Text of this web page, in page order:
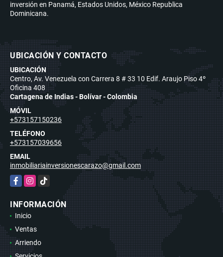
inversión en Panamá, Estados Unidos, México Republica
Dominicana.
UBICACIÓN Y CONTACTO
UBICACIÓN
Centro, Av. Venezuela con Carrera 8 # 33 10 Edif. Araujo Piso 4º
Oficina 408
Cartagena de Indias - Bolívar - Colombia
MÓVIL
+573157150236
TELÉFONO
+573157039656
EMAIL
inmobiliariainversionescarazo@gmail.com
FacebookInstagram
TikTok
INFORMACIÓN
Inicio
Ventas
Arriendo